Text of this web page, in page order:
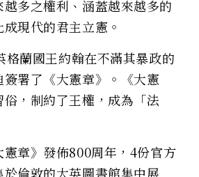
多之權利、涵蓋越來越多的
現代的君主立憲。
格蘭國王約翰在不滿其暴政的
署了《大憲章》。《大憲
，制約了王權，成為「法
章》發佈800周年，4份官方
倫敦的大英圖書館集中展